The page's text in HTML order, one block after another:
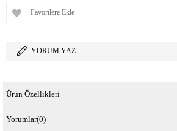
Favorilere Ekle
YORUM YAZ
Ürün Özellikleri
Yorumlar(0)